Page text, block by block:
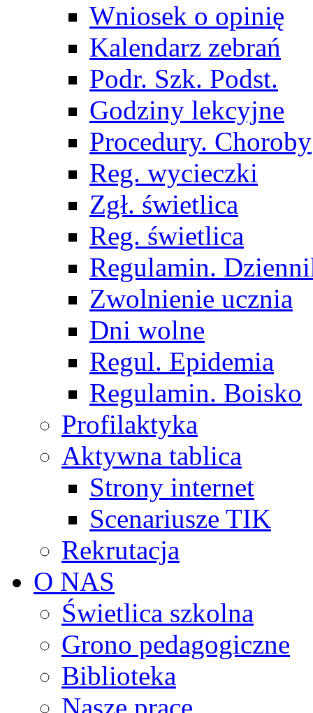
Wniosek o opinię
Kalendarz zebrań
Podr. Szk. Podst.
Godziny lekcyjne
Procedury. Choroby
Reg. wycieczki
Zgł. świetlica
Reg. świetlica
Regulamin.
Zwolnienie ucznia
Dni wolne
Regul. Epidemia
Regulamin. Boisko
Profilaktyka
Aktywna tablica
Strony internet
Scenariusze TIK
Rekrutacja
O NAS
Świetlica szkolna
Grono pedagogiczne
Biblioteka